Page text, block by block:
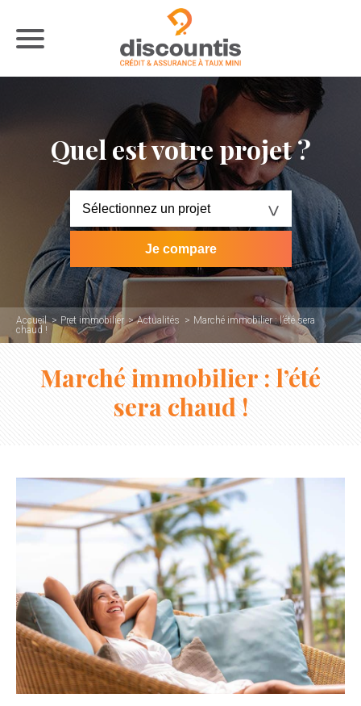
Quel est votre projet ?
Accueil Pret immobilier Actualités
Marché immobilier : l’été sera
chaud !
Marché immobilier : l’été
sera chaud !